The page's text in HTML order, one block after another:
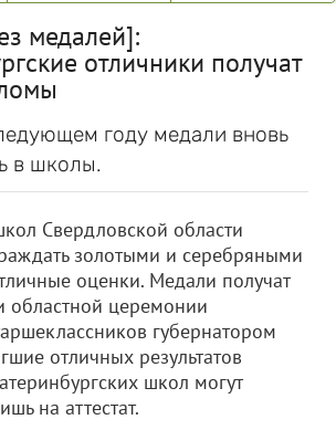
медалей]:
отличники получат
году медали вновь
в школы.
Свердловской области
золотыми и серебряными
оценки. Медали получат
областной церемонии
губернатором
отличных результатов
школ могут
на аттестат.